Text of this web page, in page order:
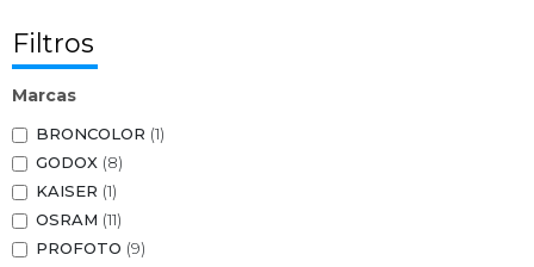
Filtros
Marcas
BRONCOLOR (1)
GODOX (8)
KAISER (1)
OSRAM (11)
PROFOTO (9)